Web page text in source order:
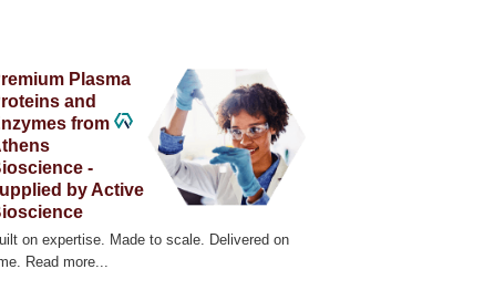
Plasma
and
from
-
by Active
on expertise. Made to scale. Delivered on
Read more...